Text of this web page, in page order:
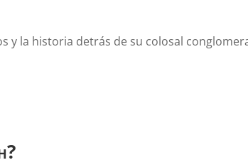
y la historia detrás de su colosal